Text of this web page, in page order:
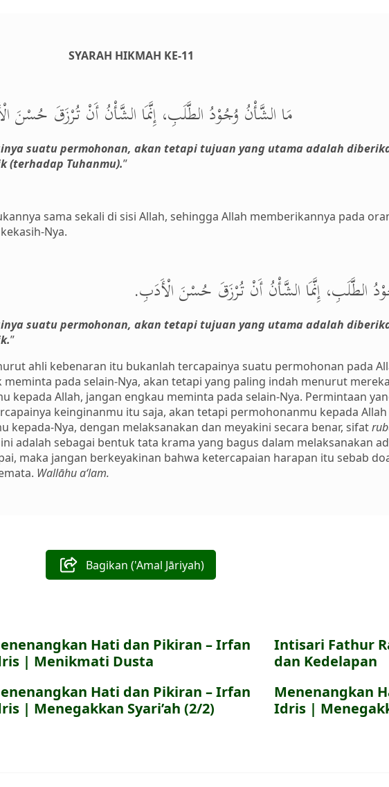
SYARAH HIKMAH KE-11
مَا الشَّأْنُ وُجُوْدُ الطَّلَبِ، إِنَّمَا الشَّأْنُ أَنْ تُرْزَقَ حُسْنَ
suatu permohonan, akan tetapi tujuan yang utama adalah
(terhadap Tuhanmu).”
sama sekali di sisi Allah, sehingga Allah memberikannya pada
Nya.
الطَّلَبِ، إِنَّمَا الشَّأْنُ أَنْ تُرْزَقَ حُسْنَ الْأَدَبِ.
suatu permohonan, akan tetapi tujuan yang utama adalah
”
ahli kebenaran itu bukanlah tercapainya suatu permohonan pada
pada selain-Nya, akan tetapi yang paling indah menurut
kepada Allah, jangan engkau meminta pada selain-Nya. Permintaan
keinginanmu itu saja, akan tetapi permohonanmu kepada
Nya, dengan melaksanakan dan meyakini secara benar, sifat
adalah sebagai bentuk tata krama yang bagus dalam melaksanakan
maka jangan berkeyakinan bahwa ketercapaian harapan itu sebab
Wallāhu a‘lam.
Bagikan ('Amal Jāriyah)
Hati dan Pikiran – Irfan
| Menikmati Dusta
Intisari Fathur
dan Kedelapan
Hati dan Pikiran – Irfan
| Menegakkan Syari’ah (2/2)
Menenangkan
Idris |